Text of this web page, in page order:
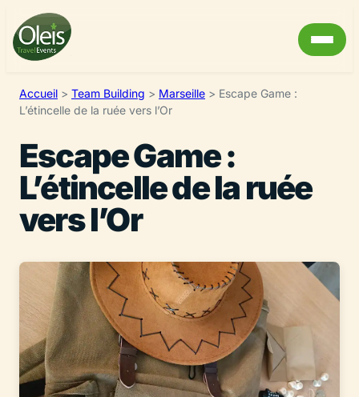
Accueil > Team Building > Marseille > Escape Game :
L’étincelle de la ruée vers l’Or
Escape Game :
L’étincelle de la ruée
vers l’Or